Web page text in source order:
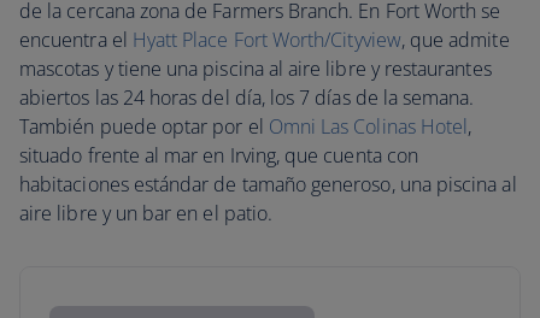
de la cercana zona de Farmers Branch. En Fort Worth se
encuentra el Hyatt Place Fort Worth/Cityview, que admite
mascotas y tiene una piscina al aire libre y restaurantes
abiertos las 24 horas del día, los 7 días de la semana.
También puede optar por el Omni Las Colinas Hotel,
situado frente al mar en Irving, que cuenta con
habitaciones estándar de tamaño generoso, una piscina al
aire libre y un bar en el patio.